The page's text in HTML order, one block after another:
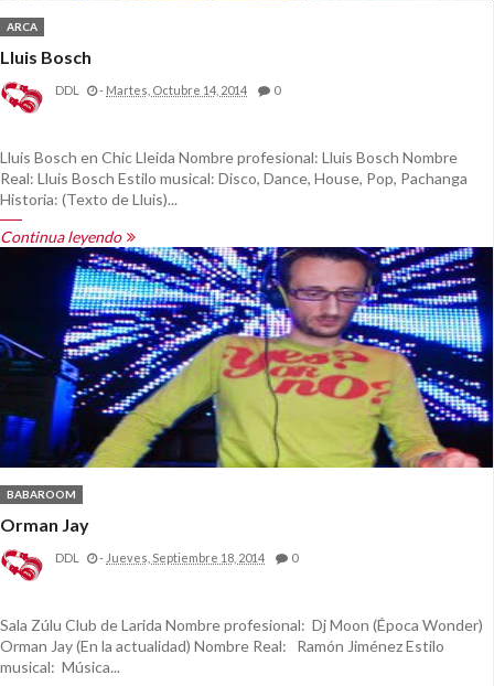
ARCA
Lluis Bosch
DDL - Martes, Octubre 14, 2014 0
Lluis Bosch en Chic Lleida Nombre profesional: Lluis Bosch Nombre
Real: Lluis Bosch Estilo musical: Disco, Dance, House, Pop, Pachanga
Historia: (Texto de Lluis)...
Continua leyendo
BABAROOM
Orman Jay
DDL - Jueves, Septiembre 18, 2014 0
Sala Zúlu Club de Larida Nombre profesional: Dj Moon (Época Wonder)
Orman Jay (En la actualidad) Nombre Real: Ramón Jiménez Estilo
musical: Música...